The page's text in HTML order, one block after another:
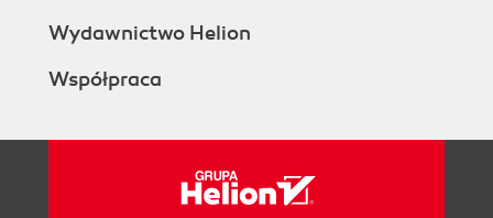
Wydawnictwo Helion
Współpraca